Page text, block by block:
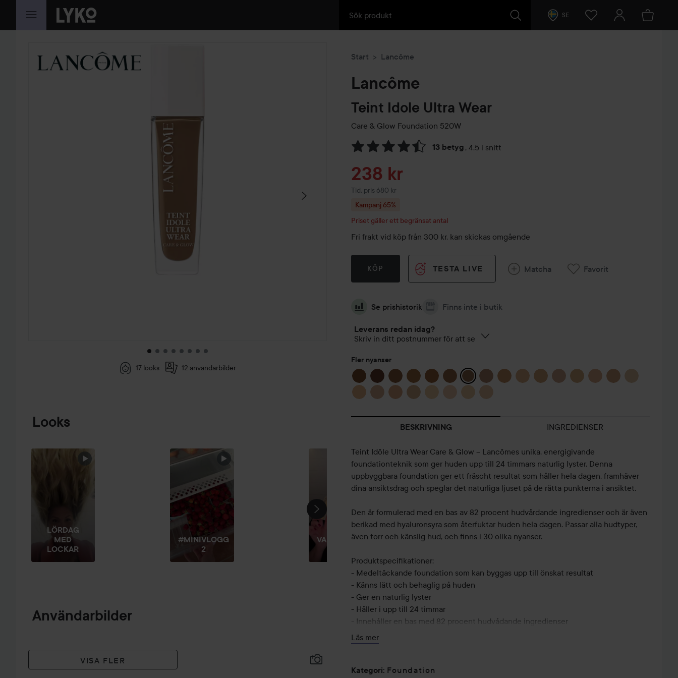
HOPPA TILL INNEHÅLLET SE
HOPPA ÖVER SEKTIONEN
17 looks 12 användarbilder
Looks
HOPPA ÖVER SEKTIONEN
LÖRDAG
MED
LOCKAR
#MINIVLOGG
2
VARDAGSLOOK
IDOLE
GÖR DIN
Användarbilder
VISA FLER
Start Lancôme
Lancôme
Teint Idole Ultra Wear
Care & Glow Foundation 520W
13 betyg , 4.5 i snitt
Hoppa till Betyg & kommentarer
Reapris
238 kr
Tid. pris 680 kr
Tidigare pris 680 kr
Kampanj 65%
Priset gäller ett begränsat antal
Fri frakt vid köp från 300 kr, kan skickas omgående
KÖP TESTA LIVE Matcha Favorit
Se prishistorik Finns inte i butik
Leverans redan idag?
Skriv in ditt postnummer för att se
Fler nyanser
BESKRIVNING INGREDIENSER
Teint Idôle Ultra Wear Care & Glow – Lancômes unika, energigivande
foundationteknik som ger huden upp till 24 timmars naturlig lyster. Denna
uppbyggbara foundation ger ett fräscht resultat som håller hela dagen, framhäver
dina ansiktsdrag och speglar det naturliga ljuset på de rätta punkterna i ansiktet.
Den är formulerad med en bas av 82 procent hudvårdande ingredienser och är även
berikad med hyaluronsyra som återfuktar huden hela dagen. Passar alla hudtyper,
även torr och känslig hud, och finns i 30 olika nyanser.
Produktspecifikationer:
- Medeltäckande foundation som kan byggas upp till önskat resultat
- Känns lätt och behaglig på huden
- Ger en naturlig lyster
- Håller i upp till 24 timmar
- Innehåller en bas med 82 procent hudvådande ingredienser
- Passar även för känslig hud
Steg 1. Förbered huden: Applicera Génifique Ulimate Serum och massera uppåt för
Läs mer
Kategori: Foundation